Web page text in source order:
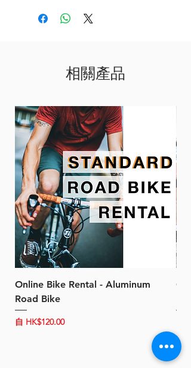
相關產品
Online Bike Rental - Aluminum
Road Bike
自 HK$120.00
促銷價格